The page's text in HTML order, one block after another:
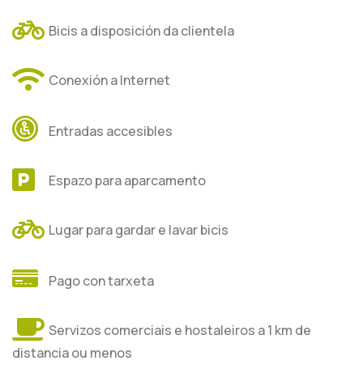
Bicis a disposición da clientela
Conexión a Internet
Entradas accesibles
Espazo para aparcamento
Lugar para gardar e lavar bicis
Pago con tarxeta
Servizos comerciais e hostaleiros a 1 km de
distancia ou menos